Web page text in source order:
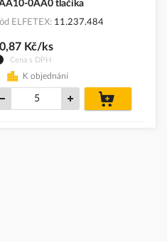
0AA0 tlačíka
ELFETEX 11.237.484
Cena s DPH
Kč/ks
K objednání
košíku